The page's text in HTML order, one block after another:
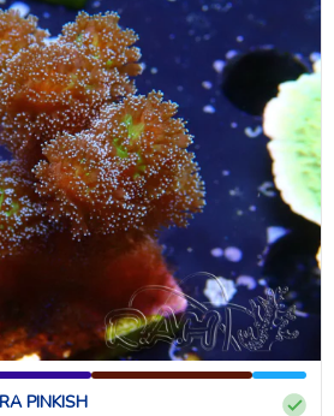
PINKISH